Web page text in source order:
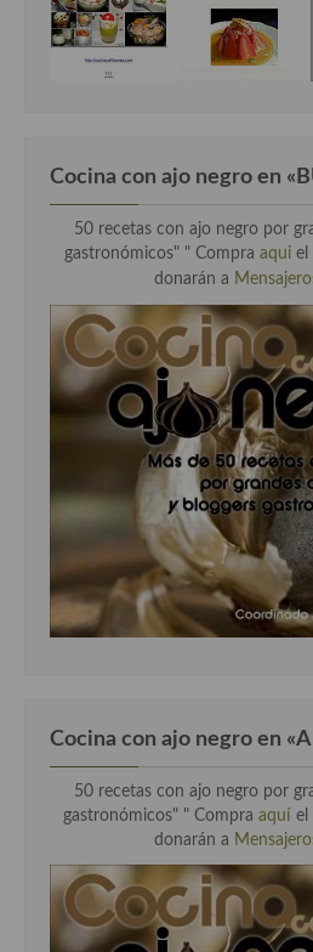
Cocina con ajo negro en
50 recetas con ajo negro por
gastronómicos" " Compra aqui el
donarán a
Cocina con ajo negro en
50 recetas con ajo negro por
gastronómicos" " Compra aquí el
donarán a